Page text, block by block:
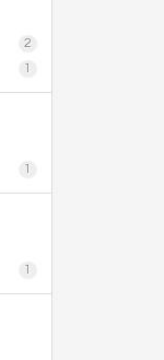
2
1
1
1